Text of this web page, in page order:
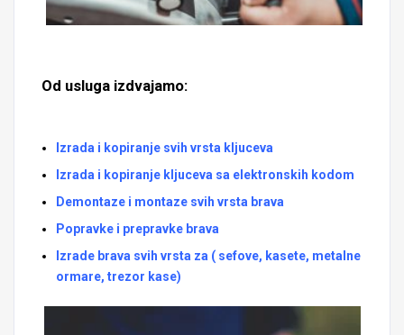
Od usluga izdvajamo:
Izrada i kopiranje svih vrsta kljuceva
Izrada i kopiranje kljuceva sa elektronskih kodom
Demontaze i montaze svih vrsta brava
Popravke i prepravke brava
Izrade brava svih vrsta za ( sefove, kasete, metalne
ormare, trezor kase)